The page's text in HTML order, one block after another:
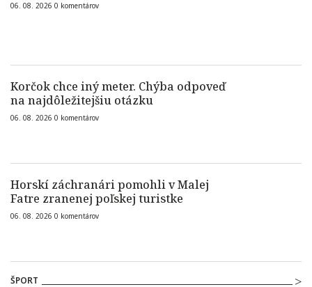
06. 08. 2026 0 komentárov
Korčok chce iný meter. Chýba odpoveď
na najdôležitejšiu otázku
06. 08. 2026 0 komentárov
Horskí záchranári pomohli v Malej
Fatre zranenej poľskej turistke
06. 08. 2026 0 komentárov
ŠPORT